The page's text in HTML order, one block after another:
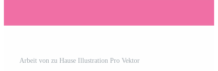
Arbeit von zu Hause Illustration Pro Vektor